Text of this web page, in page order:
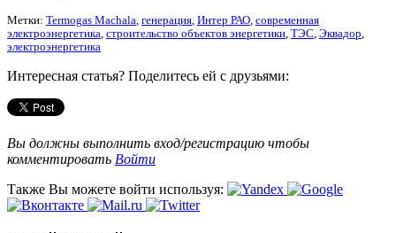
Метки: Termogas Machala генерация Интер РАО современная
электроэнергетика строительство объектов энергетики ТЭС Эквадор
электроэнергетика
Интересная статья? Поделитесь ей с друзьями:
Вы должны выполнить вход/регистрацию чтобы
комментировать Войти
Также Вы можете войти используя: